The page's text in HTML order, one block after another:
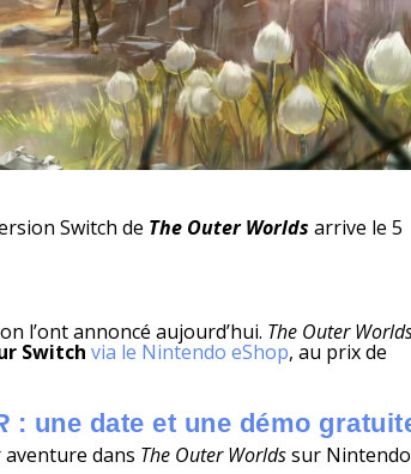
Switch de The Outer Worlds arrive le 5
l’ont annoncé aujourd’hui. The Outer
Switch via le Nintendo eShop, au prix de
: une date et une démo
dans The Outer Worldssur Nintendo